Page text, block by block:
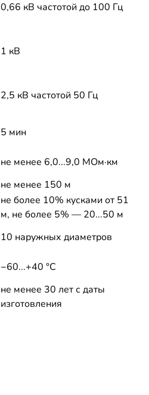
0,66 кВ частотой до 100 Гц
1 кВ
2,5 кВ частотой 50 Гц
5 мин
не менее 6,0...9,0 МОм·км
не менее 150 м
не более 10% кусками от 51
м, не более 5% — 20...50 м
10 наружных диаметров
−60...+40 °C
не менее 30 лет с даты
изготовления